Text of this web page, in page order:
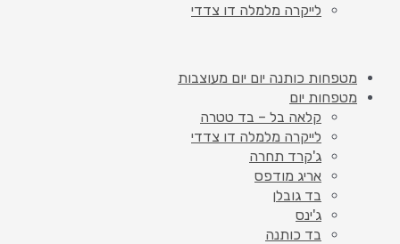
לייקרה מלמלה דו צדדי
מטפחות כותנה יום יום מעוצבות
מטפחות יום
קלאה בל – בד טטרה
לייקרה מלמלה דו צדדי
ג'קרד תחרה
אריג מודפס
בד גובלן
ג'ינס
בד כותנה